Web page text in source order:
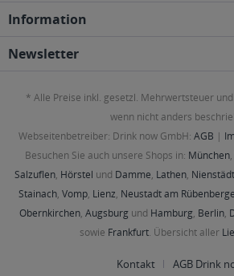
Information
Newsletter
* Alle Preise inkl. gesetzl. Mehrwertsteuer
wenn nicht anders
Webseitenbetreiber: Drink now GmbH: AGB |
Besuchen Sie auch unsere Shops in: München,
Salzuflen, Hörstel und Damme, Lathen, Nienstädt
Stainach, Vomp, Lienz, Neustadt am Rübenberge
Obernkirchen, Augsburg und Hamburg, Berlin,
sowie Frankfurt. Übersicht aller
Kontakt AGB Drink